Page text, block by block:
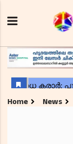
Home News